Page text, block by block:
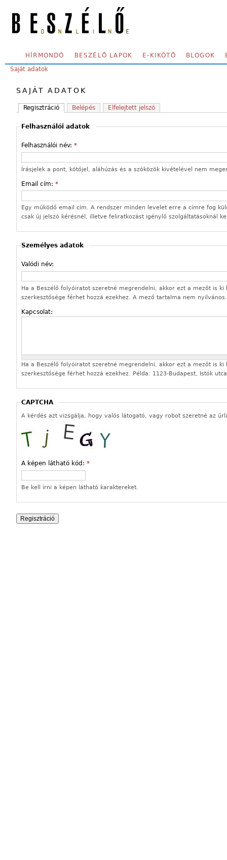
SECONDARY MENU
HÍRMONDÓ BESZÉLŐ LAPOK E-KIKÖTŐ BLOGOK
YOU ARE HERE:
Saját adatok
SAJÁT ADATOK
Regisztráció Belépés Elfelejtett jelszó
Felhasználói adatok
Felhasználói név: *
Írásjelek a pont, kötőjel, aláhúzás és a szóközök kivételével nem
Email cím: *
Egy működő email cím. A rendszer minden levelet erre a címre fog
csak új jelszó kérésnél, illetve feliratkozást igénylő szolgáltatásoknál
Személyes adatok
Valódi név:
Ha a Beszélő folyóiratot szeretné megrendelni, akkor ezt a mezőt is
szerkesztősége férhet hozzá ezekhez. A mező tartalma nem nyilvános.
Kapcsolat:
Ha a Beszélő folyóiratot szeretné megrendelni, akkor ezt a mezőt is
szerkesztősége férhet hozzá ezekhez. Példa: 1123-Budapest, Istók
CAPTCHA
A kérdés azt vizsgálja, hogy valós látogató, vagy robot szeretné az
A képen látható kód: *
Be kell írni a képen látható karaktereket.